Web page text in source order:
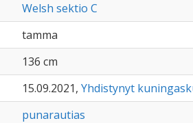
Welsh sektio C
tamma
136 cm
15.09.2021, Yhdistynyt
punarautias